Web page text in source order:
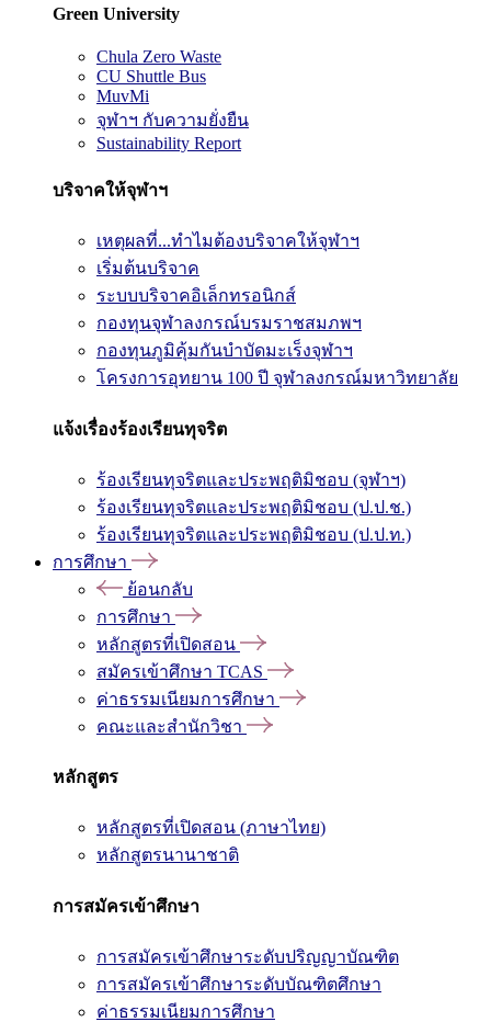
Green University
Chula Zero Waste
CU Shuttle Bus
MuvMi
จุฬาฯ กับความยั่งยืน
Sustainability Report
บริจาคให้จุฬาฯ
เหตุผลที่...ทำไมต้องบริจาคให้จุฬาฯ
เริ่มต้นบริจาค
ระบบบริจาคอิเล็กทรอนิกส์
กองทุนจุฬาลงกรณ์บรมราชสมภพฯ
กองทุนภูมิคุ้มกันบำบัดมะเร็งจุฬาฯ
โครงการอุทยาน 100 ปี จุฬาลงกรณ์มหาวิทยาลัย
แจ้งเรื่องร้องเรียนทุจริต
ร้องเรียนทุจริตและประพฤติมิชอบ (จุฬาฯ)
ร้องเรียนทุจริตและประพฤติมิชอบ (ป.ป.ช.)
ร้องเรียนทุจริตและประพฤติมิชอบ (ป.ป.ท.)
การศึกษา
ย้อนกลับ
การศึกษา
หลักสูตรที่เปิดสอน
สมัครเข้าศึกษา TCAS
ค่าธรรมเนียมการศึกษา
คณะและสำนักวิชา
หลักสูตร
หลักสูตรที่เปิดสอน (ภาษาไทย)
หลักสูตรนานาชาติ
การสมัครเข้าศึกษา
การสมัครเข้าศึกษาระดับปริญญาบัณฑิต
การสมัครเข้าศึกษาระดับบัณฑิตศึกษา
ค่าธรรมเนียมการศึกษา